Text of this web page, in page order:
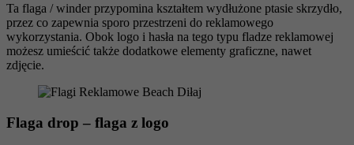
Ta flaga / winder przypomina kształtem wydłużone ptasie skrzydło,
przez co zapewnia sporo przestrzeni do reklamowego
wykorzystania. Obok logo i hasła na tego typu fladze reklamowej
możesz umieścić także dodatkowe elementy graficzne, nawet
zdjęcie.
Flaga drop – flaga z logo